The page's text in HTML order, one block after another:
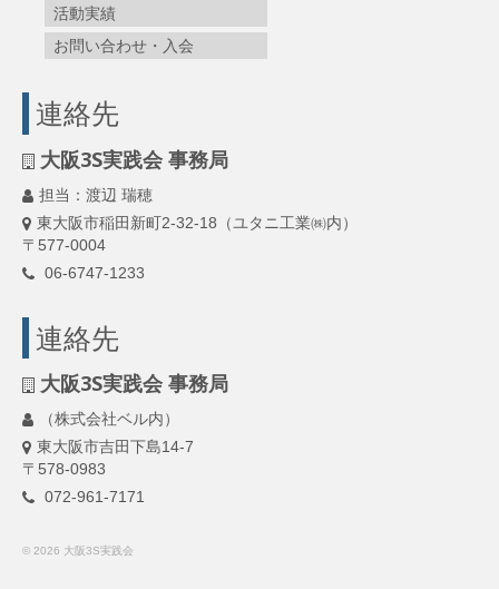
活動実績
お問い合わせ・入会
連絡先
大阪3S実践会 事務局
担当：渡辺 瑞穂
東大阪市稲田新町2-32-18（ユタニ工業㈱内）
〒577-0004
06-6747-1233
連絡先
大阪3S実践会 事務局
（株式会社ベル内）
東大阪市吉田下島14-7
〒578-0983
072-961-7171
© 2026 大阪3S実践会